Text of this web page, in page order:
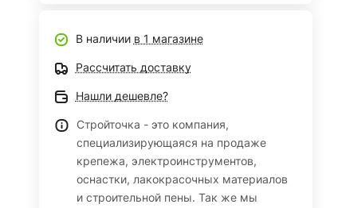
В наличии в 1 магазине
Рассчитать доставку
Нашли дешевле?
Стройточка - это компания,
специализирующаяся на продаже
крепежа, электроинструментов,
оснастки, лакокрасочных материалов
и строительной пены. Так же мы